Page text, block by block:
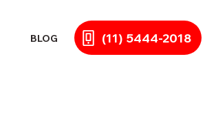
BLOG (11) 5444-2018